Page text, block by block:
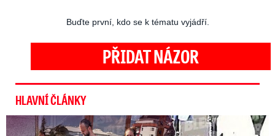
Buďte první, kdo se k tématu vyjádří.
PŘIDAT NÁZOR
HLAVNÍ ČLÁNKY
Exministryně s Havránkem dováděli v Polsku: První slova!